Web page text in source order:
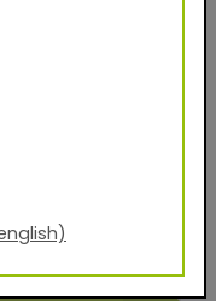
seule fois ? Alors
à vos favoris
l'effet et de la
l'effet original
échantillon original
et l'effet.